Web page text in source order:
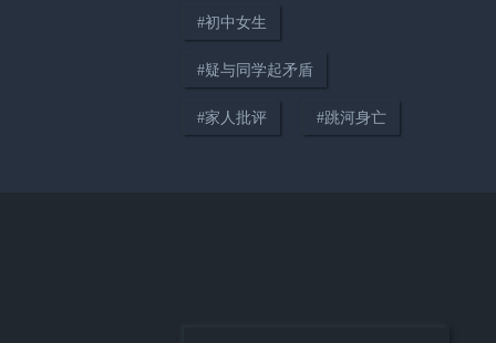
男童蹲停车场玩水被卷入车底，
#初中女生
#疑与同学起矛盾
#家人批评 #跳河身亡